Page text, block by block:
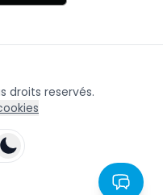
droits reservés.